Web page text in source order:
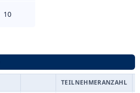
10
TEILNEHMERANZAHL